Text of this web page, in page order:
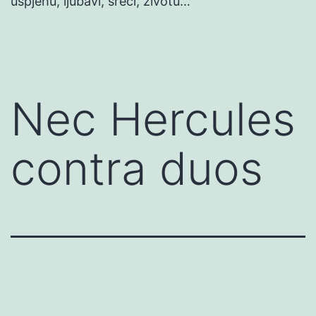
Nec Hercules
contra duos